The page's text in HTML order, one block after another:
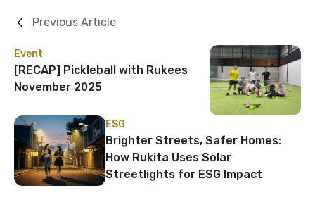
Event
[RECAP] Pickleball with Rukees
November 2025
Previous Article
ESG
Brighter Streets, Safer Homes:
How Rukita Uses Solar
Streetlights for ESG Impact